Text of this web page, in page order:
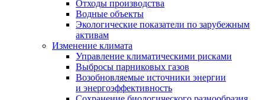
Отходы производства
Водные объекты
Экологические показатели по зарубежным
активам
Изменение климата
Управление климатическими рисками
Выбросы парниковых газов
Возобновляемые источники энергии
и энергоэффективность